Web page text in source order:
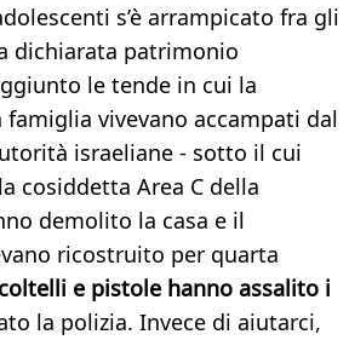
s’è arrampicato fra gli
dichiarata patrimonio
le tende in cui la
vivevano accampati dal
israeliane - sotto il cui
cosiddetta Area C della
demolito la casa e il
ricostruito per quarta
e pistole hanno assalito i
la polizia. Invece di aiutarci,